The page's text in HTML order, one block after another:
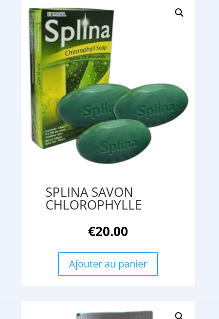
SPLINA SAVON
CHLOROPHYLLE
€20.00
Ajouter au panier